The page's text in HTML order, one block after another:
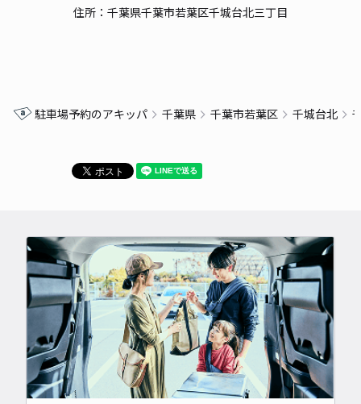
住所：千葉県千葉市若葉区千城台北三丁目
駐車場予約のアキッパ 千葉県 千葉市若葉区 千城台北